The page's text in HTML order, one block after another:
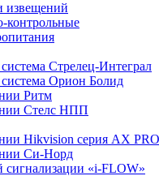
извещений
Стрелец-Интеграл
Орион Болид
Ритм
Стелс НПП
Hikvision серия AX PRO
Си-Норд
сигнализации «i-FLOW»